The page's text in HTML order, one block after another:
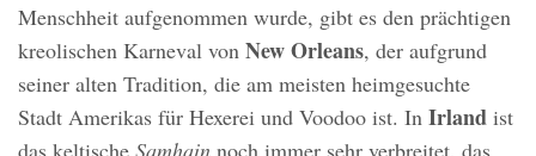
Menschheit aufgenommen wurde, gibt es den prächtigen
kreolischen Karneval von New Orleans, der aufgrund
seiner alten Tradition, die am meisten heimgesuchte
Stadt Amerikas für Hexerei und Voodoo ist. In Irland ist